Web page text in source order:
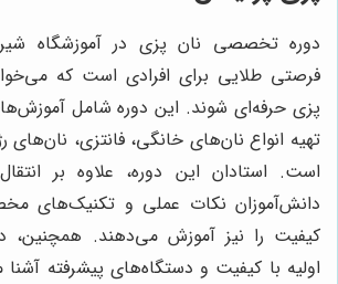
دوره تخصصی نان پزی در آموزشگاه
فرصتی طلایی برای افرادی است که
پزی حرفه‌ای شوند. این دوره شامل
تهیه انواع نان‌های خانگی، فانتزی،
است. استادان این دوره، علاوه بر
دانش‌آموزان نکات عملی و تکنیک‌های
کیفیت را نیز آموزش می‌دهند. همچنین،
اولیه با کیفیت و دستگاه‌های پیشرفته